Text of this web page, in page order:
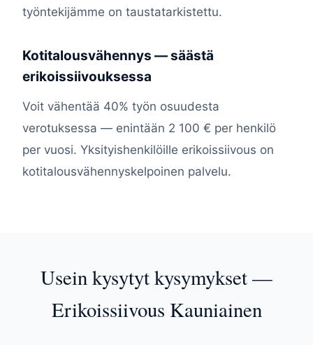
työntekijämme on taustatarkistettu.
Kotitalousvähennys — säästä
erikoissiivouksessa
Voit vähentää 40% työn osuudesta
verotuksessa — enintään 2 100 € per henkilö
per vuosi. Yksityishenkilöille erikoissiivous on
kotitalousvähennyskelpoinen palvelu.
Usein kysytyt kysymykset —
Erikoissiivous Kauniainen